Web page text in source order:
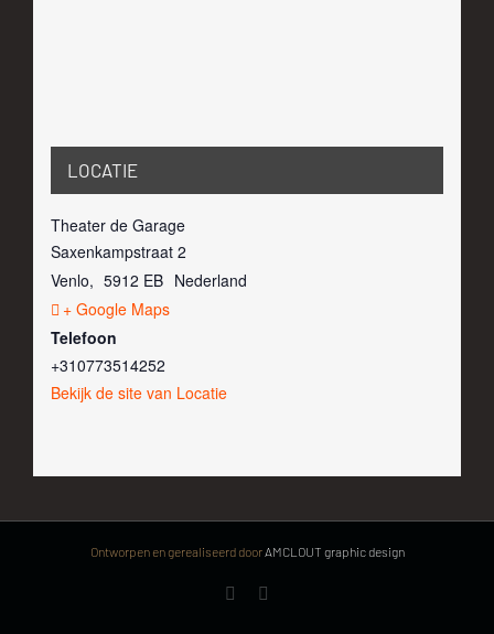
LOCATIE
Theater de Garage
Saxenkampstraat 2
Venlo, 5912 EB Nederland
+ Google Maps
Telefoon
+310773514252
Bekijk de site van Locatie
Ontworpen en gerealiseerd door AMCLOUT graphic design
Facebook